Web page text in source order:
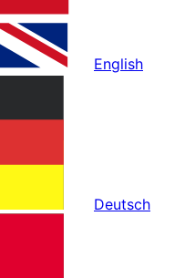
English
Deutsch